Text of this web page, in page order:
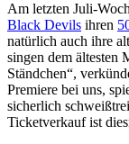
Am letzten Juli-
Black Devils ihren
natürlich auch ihre
singen dem ältesten
Ständchen“,
Premiere bei uns,
sicherlich
Ticketverkauf ist